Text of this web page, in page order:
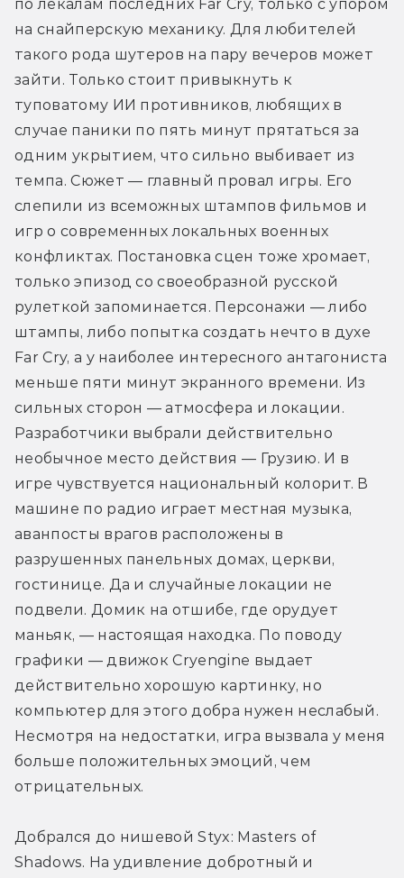
по лекалам последних Far Cry, только с упором
на снайперскую механику. Для любителей
такого рода шутеров на пару вечеров может
зайти. Только стоит привыкнуть к
туповатому ИИ противников, любящих в
случае паники по пять минут прятаться за
одним укрытием, что сильно выбивает из
темпа. Сюжет — главный провал игры. Его
слепили из всеможных штампов фильмов и
игр о современных локальных военных
конфликтах. Постановка сцен тоже хромает,
только эпизод со своеобразной русской
рулеткой запоминается. Персонажи — либо
штампы, либо попытка создать нечто в духе
Far Cry, а у наиболее интересного антагониста
меньше пяти минут экранного времени. Из
сильных сторон — атмосфера и локации.
Разработчики выбрали действительно
необычное место действия — Грузию. И в
игре чувствуется национальный колорит. В
машине по радио играет местная музыка,
аванпосты врагов расположены в
разрушенных панельных домах, церкви,
гостинице. Да и случайные локации не
подвели. Домик на отшибе, где орудует
маньяк, — настоящая находка. По поводу
графики — движок Cryengine выдает
действительно хорошую картинку, но
компьютер для этого добра нужен неслабый.
Несмотря на недостатки, игра вызвала у меня
больше положительных эмоций, чем
отрицательных.
Добрался до нишевой Styx: Masters of
Shadows. На удивление добротный и